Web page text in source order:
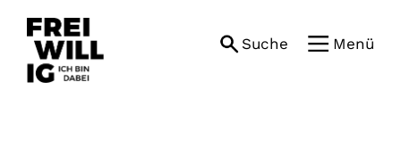
content
Suche Menü